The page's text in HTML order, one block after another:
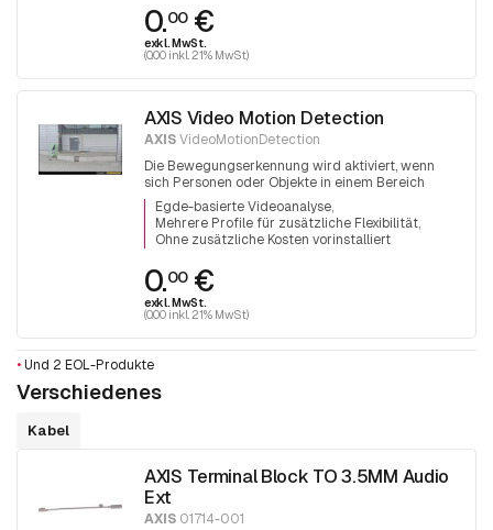
0.00€
exkl. MwSt.
(0.00 inkl. 21% MwSt)
AXIS Video Motion Detection
AXISVideoMotionDetection
Die Bewegungserkennung wird aktiviert, wenn
sich Personen oder Objekte in einem Bereich
bewegen
Egde-basierte Videoanalyse
Mehrere Profile für zusätzliche Flexibilität
Ohne zusätzliche Kosten vorinstalliert
0.00€
exkl. MwSt.
(0.00 inkl. 21% MwSt)
• Und 2 EOL-Produkte
Verschiedenes
Kabel
AXIS Terminal Block TO 3.5MM Audio
Ext
AXIS 01714-001